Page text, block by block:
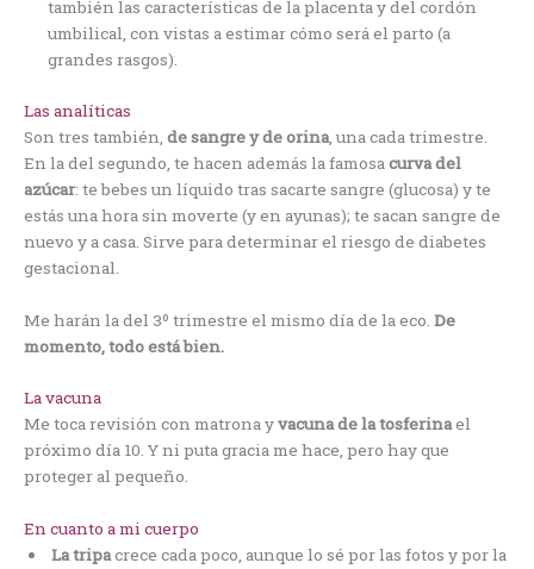
también las características de la placenta y del cordón
umbilical, con vistas a estimar cómo será el parto (a
grandes rasgos).
Las analíticas
Son tres también, de sangre y de orina, una cada trimestre.
En la del segundo, te hacen además la famosacurva del
azúcar: te bebes un líquido tras sacarte sangre (glucosa) y te
estás una hora sin moverte (y en ayunas); te sacan sangre de
nuevo y a casa. Sirve para determinar el riesgo de diabetes
gestacional.
Me harán la del 3º trimestre el mismo día de la eco. De
momento, todo está bien.
La vacuna
Me toca revisión con matrona yvacuna de la tosferinael
próximo día 10. Y ni puta gracia me hace, pero hay que
proteger al pequeño.
En cuanto a mi cuerpo
La tripacrece cada poco, aunque lo sé por las fotos y por la